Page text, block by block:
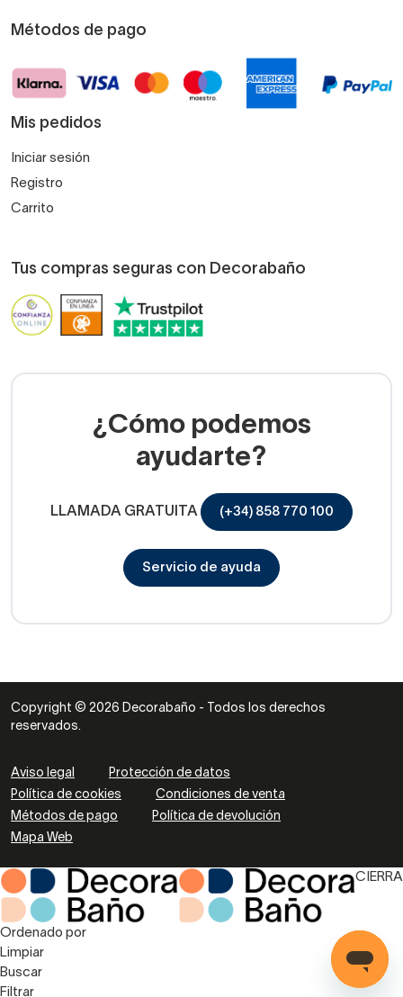
Métodos de pago
Mis pedidos
Iniciar sesión
Registro
Carrito
Tus compras seguras con Decorabaño
¿Cómo podemos
ayudarte?
LLAMADA GRATUITA (+34) 858 770 100
Servicio de ayuda
Copyright © 2026 Decorabaño - Todos los derechos
reservados.
Aviso legal
Protección de datos
Política de cookies
Condiciones de venta
Métodos de pago
Política de devolución
Mapa Web
CIERRA
Ordenado por
Limpiar
Buscar
Filtrar